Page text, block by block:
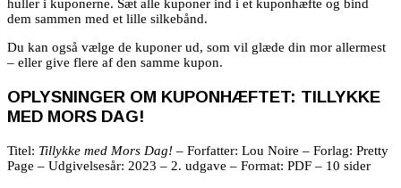
huller i kuponerne. Sæt alle kuponer ind i et kuponhæfte og bind
dem sammen med et lille silkebånd.
Du kan også vælge de kuponer ud, som vil glæde din mor allermest
– eller give flere af den samme kupon.
OPLYSNINGER OM KUPONHÆFTET: TILLYKKE
MED MORS DAG!
Titel: Tillykke med Mors Dag! – Forfatter: Lou Noire – Forlag: Pretty
Page – Udgivelsesår: 2023 – 2. udgave – Format: PDF – 10 sider